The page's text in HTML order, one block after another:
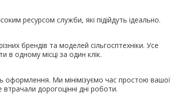
ресурсом служби, які підійдуть ідеально.
брендів та моделей сільгосптехніки. Усе
в одному місці за один клік.
оформлення. Ми мінімізуємо час простою вашої
дорогоцінні дні роботи.